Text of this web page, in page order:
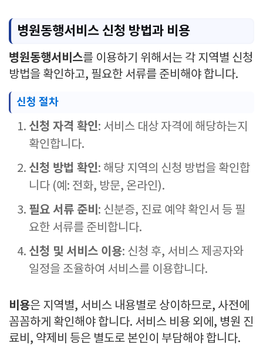
병원동행서비스 신청 방법과 비용
병원동행서비스를 이용하기 위해서는 각 지역별 신청
방법을 확인하고, 필요한 서류를 준비해야 합니다.
신청 절차
신청 자격 확인: 서비스 대상 자격에 해당하는지
확인합니다.
신청 방법 확인: 해당 지역의 신청 방법을 확인합
니다 (예: 전화, 방문, 온라인).
필요 서류 준비 : 신분증, 진료 예약 확인서 등 필
요한 서류를 준비합니다.
신청 및 서비스 이용: 신청 후, 서비스 제공자와
일정을 조율하여 서비스를 이용합니다.
비용은 지역별, 서비스 내용별로 상이하므로, 사전에
꼼꼼하게 확인해야 합니다. 서비스 비용 외에, 병원 진
료비, 약제비 등은 별도로 본인이 부담해야 합니다.